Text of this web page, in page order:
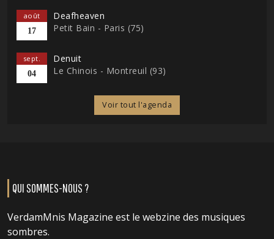
août
17
Deafheaven
Petit Bain - Paris (75)
sept.
04
Denuit
Le Chinois - Montreuil (93)
Voir tout l'agenda
QUI SOMMES-NOUS ?
VerdamMnis Magazine est le webzine des musiques
sombres.